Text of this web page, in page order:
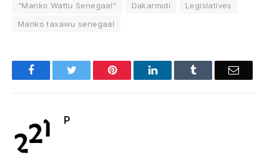
"Manko Wattu Senegaal" Dakarmidi
Legislatives
Manko taxawu senegaal
FacebookTwitter Pinterest LinkedInTumblr Email
P